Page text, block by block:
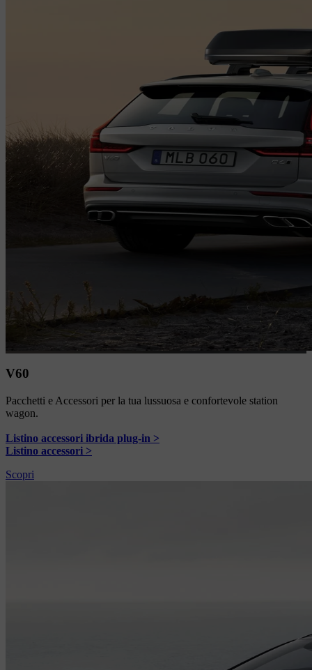
V60
Pacchetti e Accessori per la tua lussuosa e confortevole station
wagon.
Listino accessori ibrida plug-in >
Listino accessori >
Scopri